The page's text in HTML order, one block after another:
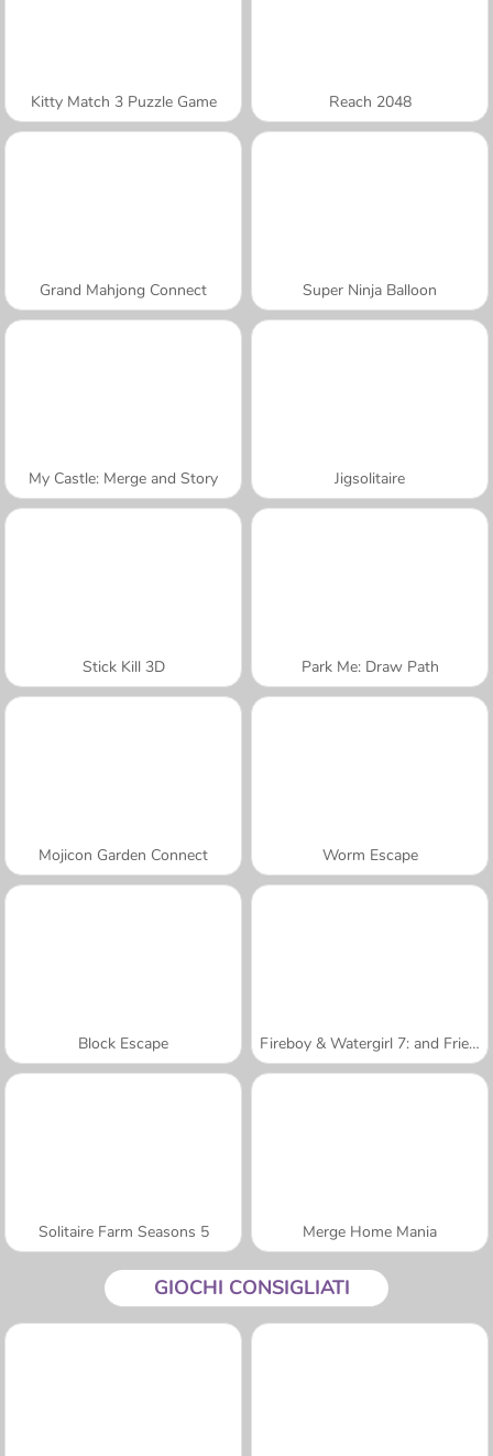
Kitty Match 3 Puzzle Game Reach 2048
Grand Mahjong Connect Super Ninja Balloon
My Castle: Merge and Story Jigsolitaire
Stick Kill 3D Park Me: Draw Path
Mojicon Garden Connect Worm Escape
Block Escape Fireboy & Watergirl 7: and Friends
Solitaire Farm Seasons 5 Merge Home Mania
GIOCHI CONSIGLIATI